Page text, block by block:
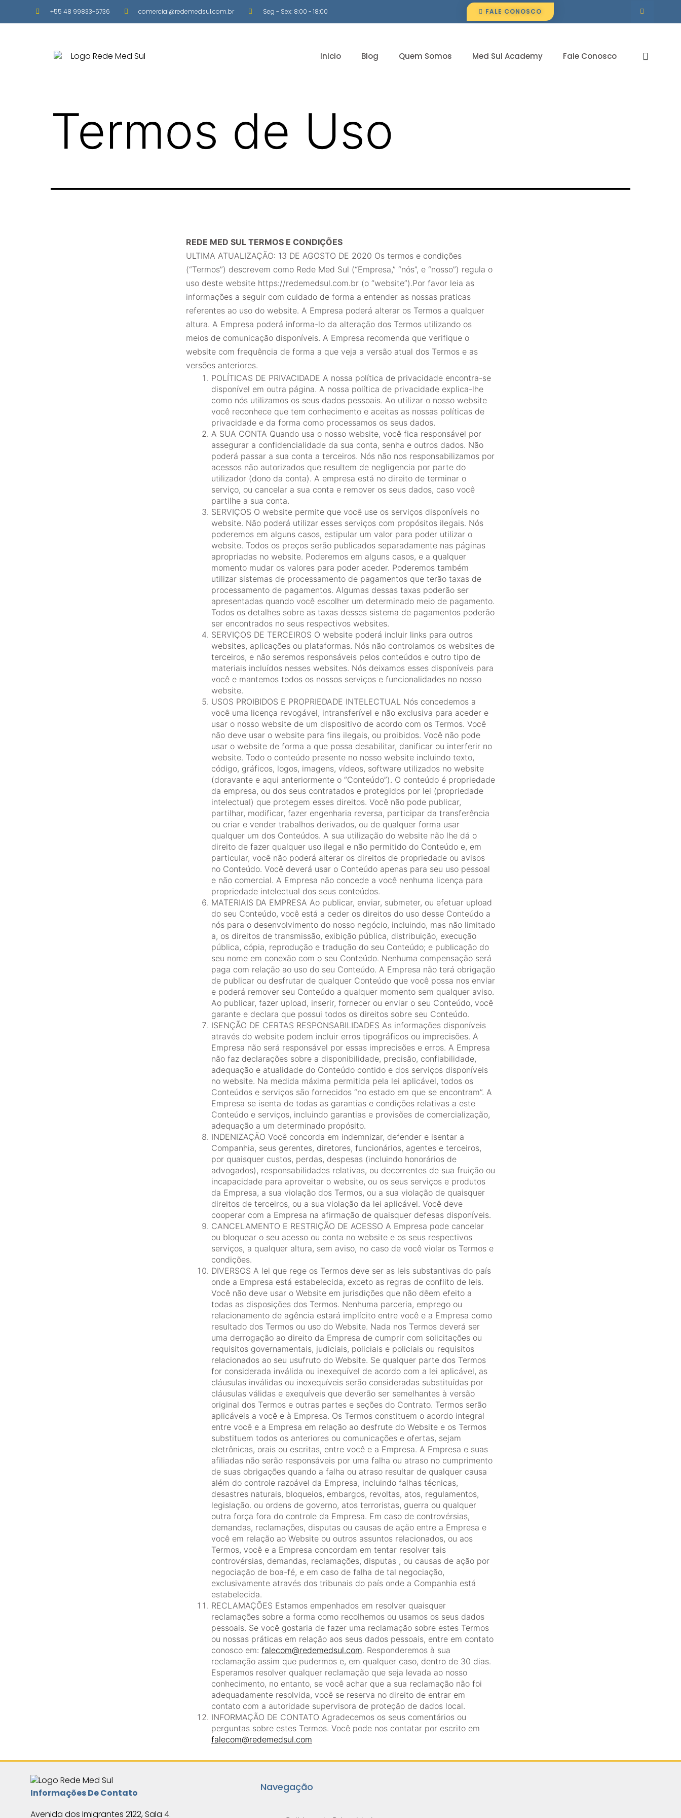
+55 48 99833-5736 comercial@redemedsul.com.br Seg - Sex: 8:00 - 18:00 FALE CONOSCO
Inicio Blog Quem Somos Med Sul Academy Fale Conosco
Termos de Uso
REDE MED SUL TERMOS E CONDIÇÕES
ULTIMA ATUALIZAÇÃO: 13 DE AGOSTO DE 2020 Os termos e condições
(“Termos”) descrevem como Rede Med Sul (“Empresa,” “nós”, e “nosso”) regula o
uso deste website https://redemedsul.com.br (o “website”).Por favor leia as
informações a seguir com cuidado de forma a entender as nossas praticas
referentes ao uso do website. A Empresa poderá alterar os Termos a qualquer
altura. A Empresa poderá informa-lo da alteração dos Termos utilizando os
meios de comunicação disponíveis. A Empresa recomenda que verifique o
website com frequência de forma a que veja a versão atual dos Termos e as
versões anteriores.
POLÍTICAS DE PRIVACIDADE A nossa política de privacidade encontra-se
disponível em outra página. A nossa política de privacidade explica-lhe
como nós utilizamos os seus dados pessoais. Ao utilizar o nosso website
você reconhece que tem conhecimento e aceitas as nossas políticas de
privacidade e da forma como processamos os seus dados.
A SUA CONTA Quando usa o nosso website, você fica responsável por
assegurar a confidencialidade da sua conta, senha e outros dados. Não
poderá passar a sua conta a terceiros. Nós não nos responsabilizamos por
acessos não autorizados que resultem de negligencia por parte do
utilizador (dono da conta). A empresa está no direito de terminar o
serviço, ou cancelar a sua conta e remover os seus dados, caso você
partilhe a sua conta.
SERVIÇOS O website permite que você use os serviços disponíveis no
website. Não poderá utilizar esses serviços com propósitos ilegais. Nós
poderemos em alguns casos, estipular um valor para poder utilizar o
website. Todos os preços serão publicados separadamente nas páginas
apropriadas no website. Poderemos em alguns casos, e a qualquer
momento mudar os valores para poder aceder. Poderemos também
utilizar sistemas de processamento de pagamentos que terão taxas de
processamento de pagamentos. Algumas dessas taxas poderão ser
apresentadas quando você escolher um determinado meio de pagamento.
Todos os detalhes sobre as taxas desses sistema de pagamentos poderão
ser encontrados no seus respectivos websites.
SERVIÇOS DE TERCEIROS O website poderá incluir links para outros
websites, aplicações ou plataformas. Nós não controlamos os websites de
terceiros, e não seremos responsáveis pelos conteúdos e outro tipo de
materiais incluídos nesses websites. Nós deixamos esses disponíveis para
você e mantemos todos os nossos serviços e funcionalidades no nosso
website.
USOS PROIBIDOS E PROPRIEDADE INTELECTUAL Nós concedemos a
você uma licença revogável, intransferível e não exclusiva para aceder e
usar o nosso website de um dispositivo de acordo com os Termos. Você
não deve usar o website para fins ilegais, ou proibidos. Você não pode
usar o website de forma a que possa desabilitar, danificar ou interferir no
website. Todo o conteúdo presente no nosso website incluindo texto,
código, gráficos, logos, imagens, vídeos, software utilizados no website
(doravante e aqui anteriormente o “Conteúdo”). O conteúdo é propriedade
da empresa, ou dos seus contratados e protegidos por lei (propriedade
intelectual) que protegem esses direitos. Você não pode publicar,
partilhar, modificar, fazer engenharia reversa, participar da transferência
ou criar e vender trabalhos derivados, ou de qualquer forma usar
qualquer um dos Conteúdos. A sua utilização do website não lhe dá o
direito de fazer qualquer uso ilegal e não permitido do Conteúdo e, em
particular, você não poderá alterar os direitos de propriedade ou avisos
no Conteúdo. Você deverá usar o Conteúdo apenas para seu uso pessoal
e não comercial. A Empresa não concede a você nenhuma licença para
propriedade intelectual dos seus conteúdos.
MATERIAIS DA EMPRESA Ao publicar, enviar, submeter, ou efetuar upload
do seu Conteúdo, você está a ceder os direitos do uso desse Conteúdo a
nós para o desenvolvimento do nosso negócio, incluindo, mas não limitado
a, os direitos de transmissão, exibição pública, distribuição, execução
pública, cópia, reprodução e tradução do seu Conteúdo; e publicação do
seu nome em conexão com o seu Conteúdo. Nenhuma compensação será
paga com relação ao uso do seu Conteúdo. A Empresa não terá obrigação
de publicar ou desfrutar de qualquer Conteúdo que você possa nos enviar
e poderá remover seu Conteúdo a qualquer momento sem qualquer aviso.
Ao publicar, fazer upload, inserir, fornecer ou enviar o seu Conteúdo, você
garante e declara que possui todos os direitos sobre seu Conteúdo.
ISENÇÃO DE CERTAS RESPONSABILIDADES As informações disponíveis
através do website podem incluir erros tipográficos ou imprecisões. A
Empresa não será responsável por essas imprecisões e erros. A Empresa
não faz declarações sobre a disponibilidade, precisão, confiabilidade,
adequação e atualidade do Conteúdo contido e dos serviços disponíveis
no website. Na medida máxima permitida pela lei aplicável, todos os
Conteúdos e serviços são fornecidos “no estado em que se encontram”. A
Empresa se isenta de todas as garantias e condições relativas a este
Conteúdo e serviços, incluindo garantias e provisões de comercialização,
adequação a um determinado propósito.
INDENIZAÇÃO Você concorda em indemnizar, defender e isentar a
Companhia, seus gerentes, diretores, funcionários, agentes e terceiros,
por quaisquer custos, perdas, despesas (incluindo honorários de
advogados), responsabilidades relativas, ou decorrentes de sua fruição ou
incapacidade para aproveitar o website, ou os seus serviços e produtos
da Empresa, a sua violação dos Termos, ou a sua violação de quaisquer
direitos de terceiros, ou a sua violação da lei aplicável. Você deve
cooperar com a Empresa na afirmação de quaisquer defesas disponíveis.
CANCELAMENTO E RESTRIÇÃO DE ACESSO A Empresa pode cancelar
ou bloquear o seu acesso ou conta no website e os seus respectivos
serviços, a qualquer altura, sem aviso, no caso de você violar os Termos e
condições.
DIVERSOS A lei que rege os Termos deve ser as leis substantivas do país
onde a Empresa está estabelecida, exceto as regras de conflito de leis.
Você não deve usar o Website em jurisdições que não dêem efeito a
todas as disposições dos Termos. Nenhuma parceria, emprego ou
relacionamento de agência estará implícito entre você e a Empresa como
resultado dos Termos ou uso do Website. Nada nos Termos deverá ser
uma derrogação ao direito da Empresa de cumprir com solicitações ou
requisitos governamentais, judiciais, policiais e policiais ou requisitos
relacionados ao seu usufruto do Website. Se qualquer parte dos Termos
for considerada inválida ou inexequível de acordo com a lei aplicável, as
cláusulas inválidas ou inexequíveis serão consideradas substituídas por
cláusulas válidas e exequíveis que deverão ser semelhantes à versão
original dos Termos e outras partes e seções do Contrato. Termos serão
aplicáveis a você e à Empresa. Os Termos constituem o acordo integral
entre você e a Empresa em relação ao desfrute do Website e os Termos
substituem todos os anteriores ou comunicações e ofertas, sejam
eletrônicas, orais ou escritas, entre você e a Empresa. A Empresa e suas
afiliadas não serão responsáveis por uma falha ou atraso no cumprimento
de suas obrigações quando a falha ou atraso resultar de qualquer causa
além do controle razoável da Empresa, incluindo falhas técnicas,
desastres naturais, bloqueios, embargos, revoltas, atos, regulamentos,
legislação. ou ordens de governo, atos terroristas, guerra ou qualquer
outra força fora do controle da Empresa. Em caso de controvérsias,
demandas, reclamações, disputas ou causas de ação entre a Empresa e
você em relação ao Website ou outros assuntos relacionados, ou aos
Termos, você e a Empresa concordam em tentar resolver tais
controvérsias, demandas, reclamações, disputas , ou causas de ação por
negociação de boa-fé, e em caso de falha de tal negociação,
exclusivamente através dos tribunais do país onde a Companhia está
estabelecida.
RECLAMAÇÕES Estamos empenhados em resolver quaisquer
reclamações sobre a forma como recolhemos ou usamos os seus dados
pessoais. Se você gostaria de fazer uma reclamação sobre estes Termos
ou nossas práticas em relação aos seus dados pessoais, entre em contato
conosco em: falecom@redemedsul.com. Responderemos à sua
reclamação assim que pudermos e, em qualquer caso, dentro de 30 dias.
Esperamos resolver qualquer reclamação que seja levada ao nosso
conhecimento, no entanto, se você achar que a sua reclamação não foi
adequadamente resolvida, você se reserva no direito de entrar em
contato com a autoridade supervisora de proteção de dados local.
INFORMAÇÃO DE CONTATO Agradecemos os seus comentários ou
perguntas sobre estes Termos. Você pode nos contatar por escrito em
falecom@redemedsul.com
Informações De Contato
Avenida dos Imigrantes 2122, Sala 4.
Navegação